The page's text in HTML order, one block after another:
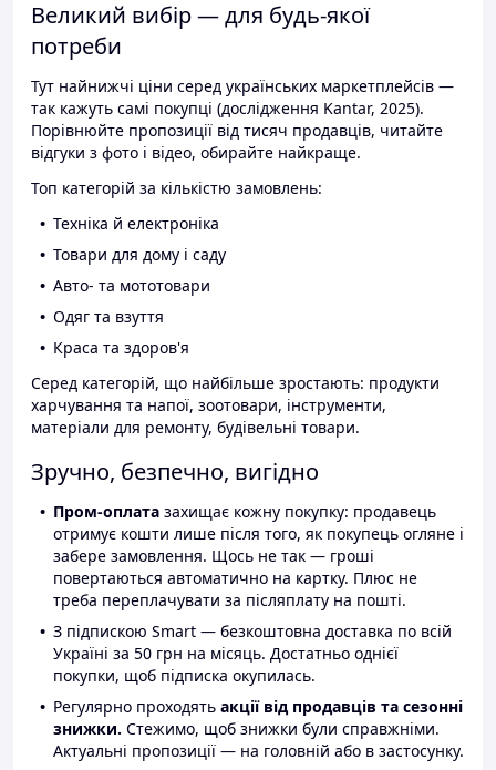
Великий вибір — для будь-якої
потреби
Тут найнижчі ціни серед українських маркетплейсів —
так кажуть самі покупці (дослідження Kantar, 2025).
Порівнюйте пропозиції від тисяч продавців, читайте
відгуки з фото і відео, обирайте найкраще.
Топ категорій за кількістю замовлень:
Техніка й електроніка
Товари для дому і саду
Авто- та мототовари
Одяг та взуття
Краса та здоров'я
Серед категорій, що найбільше зростають: продукти
харчування та напої, зоотовари, інструменти,
матеріали для ремонту, будівельні товари.
Зручно, безпечно, вигідно
Пром-оплата захищає кожну покупку: продавець
отримує кошти лише після того, як покупець огляне і
забере замовлення. Щось не так — гроші
повертаються автоматично на картку. Плюс не
треба переплачувати за післяплату на пошті.
З підпискою Smart — безкоштовна доставка по всій
Україні за 50 грн на місяць. Достатньо однієї
покупки, щоб підписка окупилась.
Регулярно проходять акції від продавців та сезонні
знижки. Стежимо, щоб знижки були справжніми.
Актуальні пропозиції — на головній або в застосунку.